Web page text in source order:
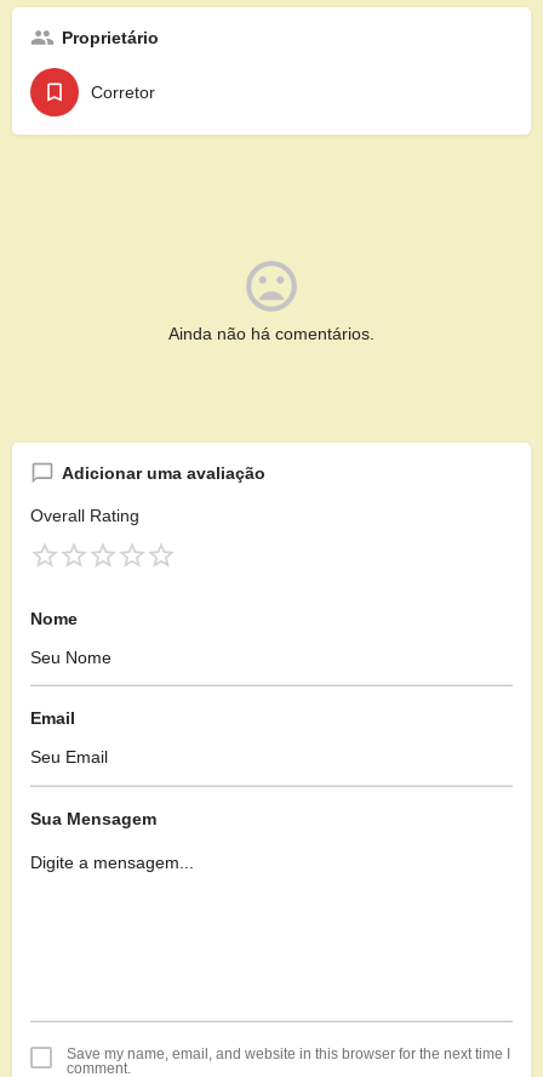
Proprietário
Corretor
Ainda não há comentários.
Adicionar uma avaliação
Overall Rating
Nome
Email
Sua Mensagem
Save my name, email, and website in this browser for the next time I
comment.